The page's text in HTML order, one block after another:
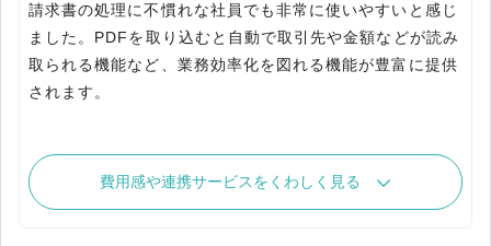
請求書の処理に不慣れな社員でも非常に使いやすいと感じ
ました。PDFを取り込むと自動で取引先や金額などが読み
取られる機能など、業務効率化を図れる機能が豊富に提供
されます。
費用感や連携サービスをくわしく見る